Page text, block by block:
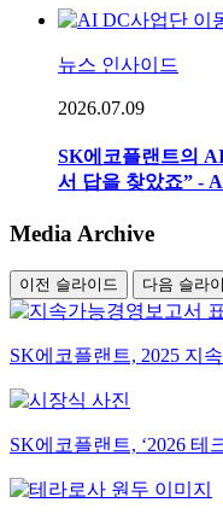
뉴스 인사이드
2026.07.09
SK에코플랜트의
서 답을 찾았죠” -
Media Archive
이전 슬라이드 다음 슬라
SK에코플랜트, 2025 지
SK에코플랜트, ‘2026 테